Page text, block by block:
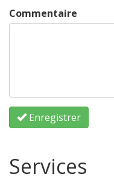
Commentaire
Enregistrer
Services